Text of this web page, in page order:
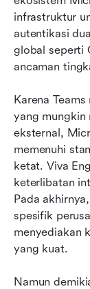
infrastruktur
autentikasi
global seperti
ancaman
Karena
yang mungkin
eksternal,
memenuhi
ketat. Viva
keterlibatan
Pada
spesifik
menyediakan
yang kuat.
Namun